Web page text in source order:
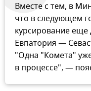
Вместе с тем, в
что в следующем
курсирование
Евпатория —
"Одна "Комета"
в процессе", —